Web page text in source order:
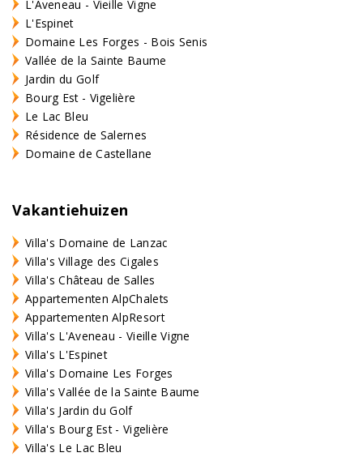
L'Aveneau - Vieille Vigne
L'Espinet
Domaine Les Forges - Bois Senis
Vallée de la Sainte Baume
Jardin du Golf
Bourg Est - Vigelière
Le Lac Bleu
Résidence de Salernes
Domaine de Castellane
Vakantiehuizen
Villa's Domaine de Lanzac
Villa's Village des Cigales
Villa's Château de Salles
Appartementen AlpChalets
Appartementen AlpResort
Villa's L'Aveneau - Vieille Vigne
Villa's L'Espinet
Villa's Domaine Les Forges
Villa's Vallée de la Sainte Baume
Villa's Jardin du Golf
Villa's Bourg Est - Vigelière
Villa's Le Lac Bleu